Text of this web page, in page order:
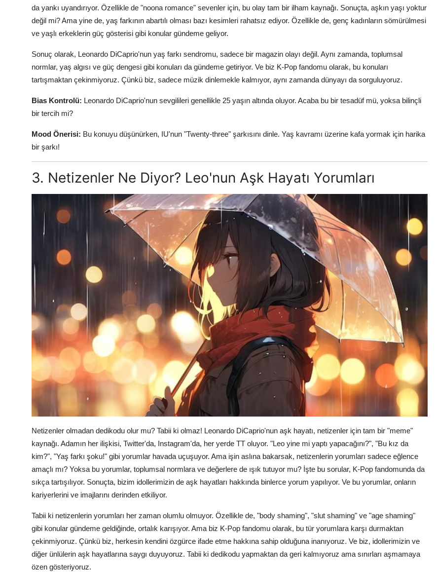
da yankı uyandırıyor. Özellikle de "noona romance" sevenler için, bu olay tam bir ilham kaynağı. Sonuçta, aşkın yaşı yoktur
değil mi? Ama yine de, yaş farkının abartılı olması bazı kesimleri rahatsız ediyor. Özellikle de, genç kadınların sömürülmesi
ve yaşlı erkeklerin güç gösterisi gibi konular gündeme geliyor.
Sonuç olarak, Leonardo DiCaprio'nun yaş farkı sendromu, sadece bir magazin olayı değil. Aynı zamanda, toplumsal
normlar, yaş algısı ve güç dengesi gibi konuları da gündeme getiriyor. Ve biz K-Pop fandomu olarak, bu konuları
tartışmaktan çekinmiyoruz. Çünkü biz, sadece müzik dinlemekle kalmıyor, aynı zamanda dünyayı da sorguluyoruz.
Bias Kontrolü: Leonardo DiCaprio'nun sevgilileri genellikle 25 yaşın altında oluyor. Acaba bu bir tesadüf mü, yoksa bilinçli
bir tercih mi?
Mood Önerisi: Bu konuyu düşünürken, IU'nun "Twenty-three" şarkısını dinle. Yaş kavramı üzerine kafa yormak için harika
bir şarkı!
3. Netizenler Ne Diyor? Leo'nun Aşk Hayatı Yorumları
Netizenler olmadan dedikodu olur mu? Tabii ki olmaz! Leonardo DiCaprio'nun aşk hayatı, netizenler için tam bir "meme"
kaynağı. Adamın her ilişkisi, Twitter'da, Instagram'da, her yerde TT oluyor. "Leo yine mi yaptı yapacağını?", "Bu kız da
kim?", "Yaş farkı şoku!" gibi yorumlar havada uçuşuyor. Ama işin aslına bakarsak, netizenlerin yorumları sadece eğlence
amaçlı mı? Yoksa bu yorumlar, toplumsal normlara ve değerlere de ışık tutuyor mu? İşte bu sorular, K-Pop fandomunda da
sıkça tartışılıyor. Sonuçta, bizim idollerimizin de aşk hayatları hakkında binlerce yorum yapılıyor. Ve bu yorumlar, onların
kariyerlerini ve imajlarını derinden etkiliyor.
Tabii ki netizenlerin yorumları her zaman olumlu olmuyor. Özellikle de, "body shaming", "slut shaming" ve "age shaming"
gibi konular gündeme geldiğinde, ortalık karışıyor. Ama biz K-Pop fandomu olarak, bu tür yorumlara karşı durmaktan
çekinmiyoruz. Çünkü biz, herkesin kendini özgürce ifade etme hakkına sahip olduğuna inanıyoruz. Ve biz, idollerimizin ve
diğer ünlülerin aşk hayatlarına saygı duyuyoruz. Tabii ki dedikodu yapmaktan da geri kalmıyoruz ama sınırları aşmamaya
özen gösteriyoruz.